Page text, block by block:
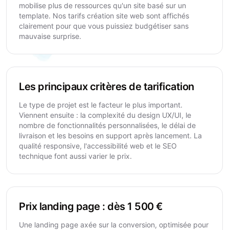
mobilise plus de ressources qu'un site basé sur un
template. Nos tarifs création site web sont affichés
clairement pour que vous puissiez budgétiser sans
mauvaise surprise.
Les principaux critères de tarification
Le type de projet est le facteur le plus important.
Viennent ensuite : la complexité du design UX/UI, le
nombre de fonctionnalités personnalisées, le délai de
livraison et les besoins en support après lancement. La
qualité responsive, l'accessibilité web et le SEO
technique font aussi varier le prix.
Prix landing page : dès 1 500 €
Une landing page axée sur la conversion, optimisée pour